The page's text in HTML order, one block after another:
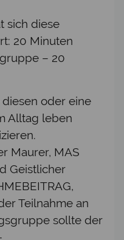
sich diese
20 Minuten
– 20
oder eine
Alltag leben
Maurer, MAS
Geistlicher
Teilnahme an
sollte der